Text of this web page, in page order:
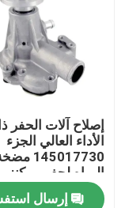
المنتجات
حول بنا
جولة في المعمل
ضبط الجودة
إصلاح آلات الحفر
الأداء العالي الجزء
145017730
المياه لحفر بيركنز
إرسال